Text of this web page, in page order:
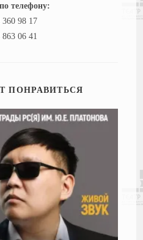
телефону:
360 98 17
06 41
ПОНРАВИТЬСЯ